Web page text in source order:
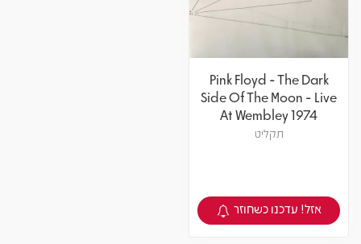
Pink Floyd - The Dark
Side Of The Moon - Live
At Wembley 1974
תקליט
צפיה במוצר
אזל! עדכנו כשחוזר